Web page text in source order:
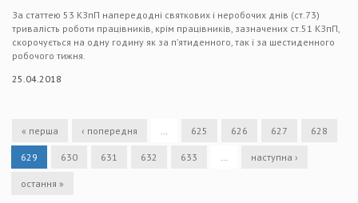
За статтею 53 КЗпП напередодні святкових і неробочих днів (ст.73)
тривалість роботи працівників, крім працівників, зазначених ст.51 КЗпП,
скорочується на одну годину як за п’ятиденного, так і за шестиденного
робочого тижня.
25.04.2018
« перша ‹ попередня 625 626 627 628
629 630 631 632 633 наступна ›
остання »